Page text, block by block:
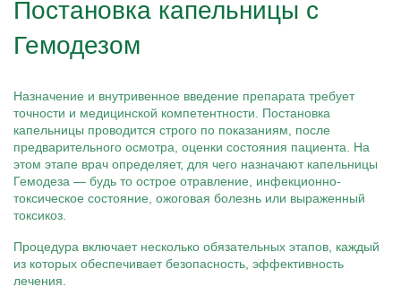
Постановка капельницы с
Гемодезом
Назначение и внутривенное введение препарата требует
точности и медицинской компетентности. Постановка
капельницы проводится строго по показаниям, после
предварительного осмотра, оценки состояния пациента. На
этом этапе врач определяет, для чего назначают капельницы
Гемодеза — будь то острое отравление, инфекционно-
токсическое состояние, ожоговая болезнь или выраженный
токсикоз.
Процедура включает несколько обязательных этапов, каждый
из которых обеспечивает безопасность, эффективность
лечения.